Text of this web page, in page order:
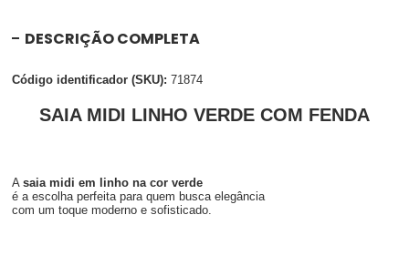
DESCRIÇÃO COMPLETA
Código identificador (SKU): 71874
SAIA MIDI LINHO VERDE COM FENDA
Asaia midi em linho na cor verde
é a escolha perfeita para quem busca elegância
com um toque moderno e sofisticado.